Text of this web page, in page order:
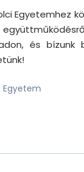
Egyetemhez
és bízunk
Egyetem